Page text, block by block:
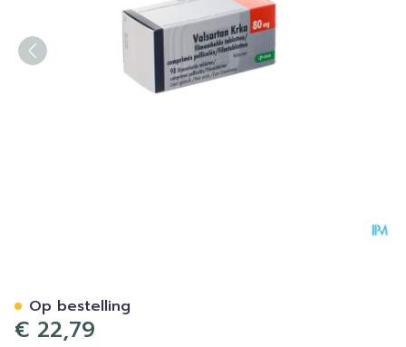
€ 22,79
Op bestelling